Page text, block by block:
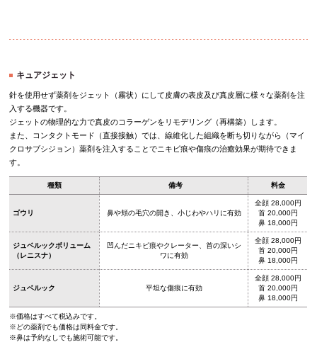
キュアジェット
針を使用せず薬剤をジェット（霧状）にして皮膚の表皮及び真皮層に様々な薬剤を注
入する機器です。
ジェットの物理的な力で真皮のコラーゲンをリモデリング（再構築）します。
また、コンタクトモード（直接接触）では、線維化した組織を断ち切りながら（マイ
クロサブシジョン）薬剤を注入することでニキビ痕や傷痕の治癒効果が期待できま
す。
種類 備考 料金
ゴウリ 鼻や頬の毛穴の開き、小じわやハリに有効
全顔 28,000円
首 20,000円
鼻 18,000円
ジュベルックボリューム
（レニスナ）
凹んだニキビ痕やクレーター、首の深いシ
ワに有効
全顔 28,000円
首 20,000円
鼻 18,000円
ジュベルック 平坦な傷痕に有効
全顔 28,000円
首 20,000円
鼻 18,000円
※価格はすべて税込みです。
※どの薬剤でも価格は同料金です。
※鼻は予約なしでも施術可能です。